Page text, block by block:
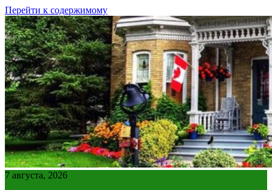
Перейти к содержимому
7 августа, 2026